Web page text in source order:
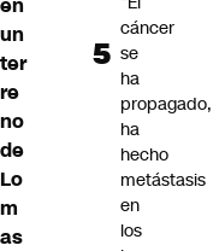
un
ter
re
no
de
Lo
m
as
cáncer
se
ha
propagado,
ha
hecho
metástasis
en
los